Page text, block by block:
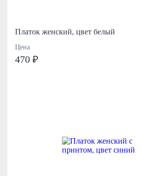
Платок женский, цвет белый
Цена
470 ₽